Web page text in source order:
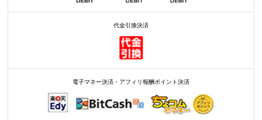
代金引換決済
電子マネー決済・アフィリ報酬ポイント決済